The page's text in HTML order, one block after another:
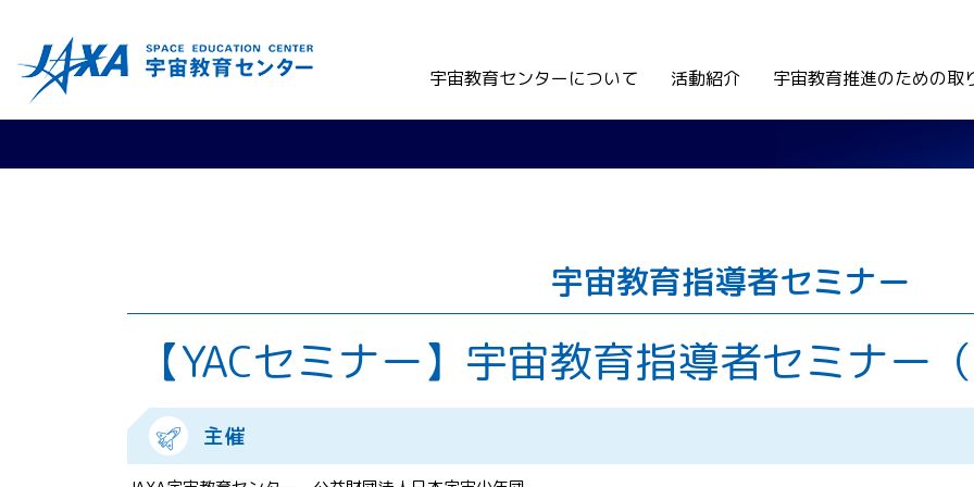
宇宙教育センターについて 活動紹介 宇宙教育推進のための取
宇宙教育指導者セミナー
【YACセミナー】宇宙教育指導者セミナー
主催